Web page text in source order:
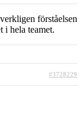
förståelsen
i hela teamet.
#3728229